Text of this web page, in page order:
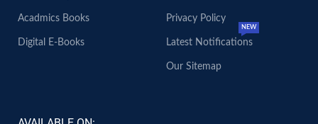
Acadmics Books
Digital E-Books
Privacy Policy
Latest Notifications
NEW
Our Sitemap